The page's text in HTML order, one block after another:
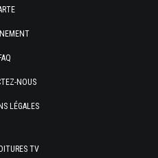
FAQ
NOUS
LÉGALES
TV